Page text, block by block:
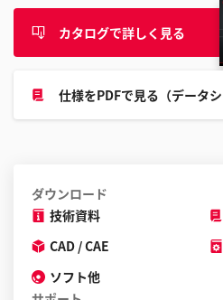
カタログで詳しく見る
仕様をPDFで見る（データシ
ダウンロード
技術資料
CAD / CAE
ソフト他